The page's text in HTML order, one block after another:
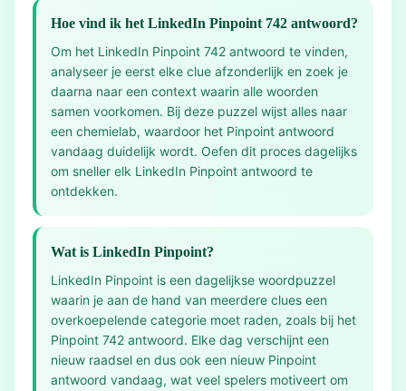
Hoe vind ik het LinkedIn Pinpoint 742 antwoord?
Om het LinkedIn Pinpoint 742 antwoord te vinden,
analyseer je eerst elke clue afzonderlijk en zoek je
daarna naar een context waarin alle woorden
samen voorkomen. Bij deze puzzel wijst alles naar
een chemielab, waardoor het Pinpoint antwoord
vandaag duidelijk wordt. Oefen dit proces dagelijks
om sneller elk LinkedIn Pinpoint antwoord te
ontdekken.
Wat is LinkedIn Pinpoint?
LinkedIn Pinpoint is een dagelijkse woordpuzzel
waarin je aan de hand van meerdere clues een
overkoepelende categorie moet raden, zoals bij het
Pinpoint 742 antwoord. Elke dag verschijnt een
nieuw raadsel en dus ook een nieuw Pinpoint
antwoord vandaag, wat veel spelers motiveert om